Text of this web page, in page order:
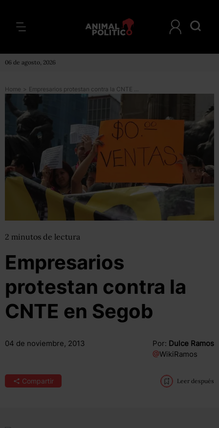
06 de agosto, 2026
Home > Empresarios protestan contra la CNTE en Segob
2 minutos de lectura
Empresarios
protestan contra la
CNTE en Segob
04 de noviembre, 2013 Por: Dulce Ramos
@WikiRamos
Compartir Leer después